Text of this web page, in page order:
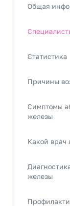
Общая
Статистика
Причины
Симптомы
железы
Какой врач
железы